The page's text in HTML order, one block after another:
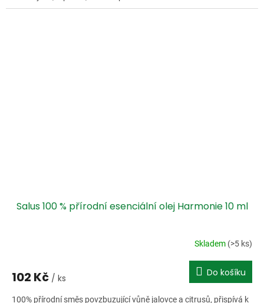
Salus 100 % přírodní esenciální olej Harmonie 10 ml
Skladem (>5 ks)
102 Kč / ks Do košíku
100% přírodní směs povzbuzující vůně jalovce a citrusů, přispívá k